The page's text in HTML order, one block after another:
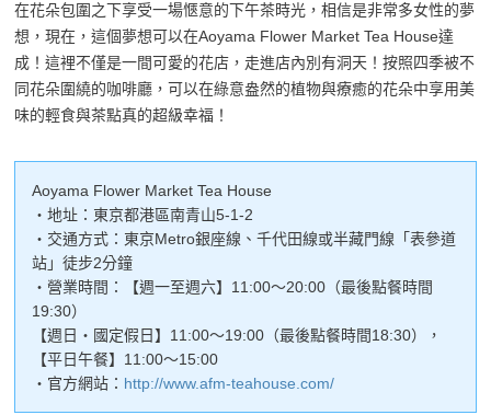
在花朵包圍之下享受一場愜意的下午茶時光，相信是非常多女性的夢
想，現在，這個夢想可以在Aoyama Flower Market Tea House達
成！這裡不僅是一間可愛的花店，走進店內別有洞天！按照四季被不
同花朵圍繞的咖啡廳，可以在綠意盎然的植物與療癒的花朵中享用美
味的輕食與茶點真的超級幸福！
Aoyama Flower Market Tea House
・地址：東京都港區南青山5-1-2
・交通方式：東京Metro銀座線、千代田線或半藏門線「表參道
站」徒步2分鐘
・營業時間：【週一至週六】11:00～20:00（最後點餐時間
19:30）
【週日・國定假日】11:00～19:00（最後點餐時間18:30），
【平日午餐】11:00～15:00
・官方網站： http://www.afm-teahouse.com/